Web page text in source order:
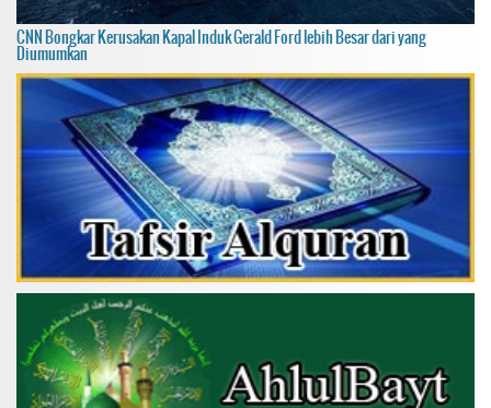
CNN Bongkar Kerusakan Kapal Induk Gerald Ford lebih Besar dari yang
Diumumkan